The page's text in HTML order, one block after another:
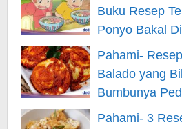
Buku Resep
Ponyo Bakal
Pahami-
Balado yang
Bumbunya
Pahami- 3